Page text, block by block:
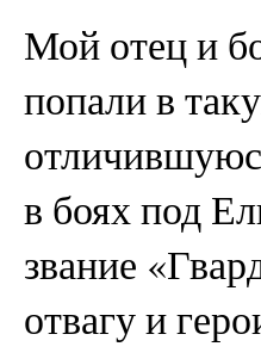
Мой отец и
попали в
в боях под
звание
отвагу и